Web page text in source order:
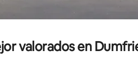
valorados en